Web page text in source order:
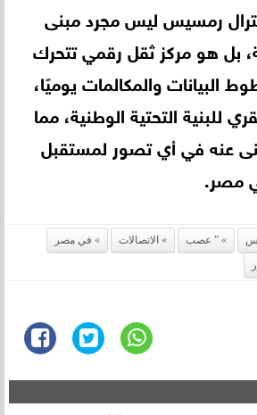
رمسيس ليس مجرد مبنى
بل هو مركز ثقل رقمي تتحرك
البيانات والمكالمات يوميًا،
للبنية التحتية الوطنية، مما
عنه في أي تصور لمستقبل
مصر.
” عصب الاتصالات
في مصر